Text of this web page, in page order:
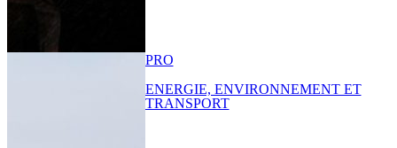
PRO
ENERGIE, ENVIRONNEMENT ET
TRANSPORT